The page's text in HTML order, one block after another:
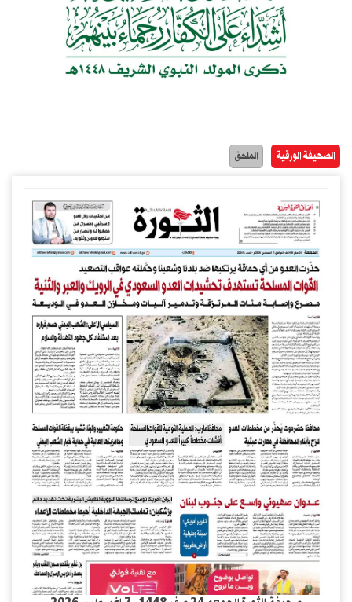
الصحيفة الورقية الملحق